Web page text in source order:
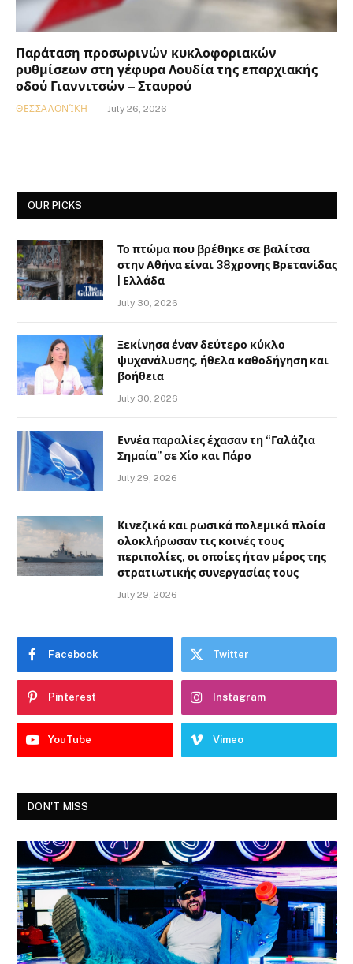
Παράταση προσωρινών κυκλοφοριακών
ρυθμίσεων στη γέφυρα Λουδία της επαρχιακής
οδού Γιαννιτσών – Σταυρού
ΘΕΣΣΑΛΟΝΊΚΗ July 26, 2026
OUR PICKS
Το πτώμα που βρέθηκε σε βαλίτσα
στην Αθήνα είναι 38χρονης Βρετανίδας
| Ελλάδα
July 30, 2026
Ξεκίνησα έναν δεύτερο κύκλο
ψυχανάλυσης, ήθελα καθοδήγηση και
βοήθεια
July 30, 2026
Εννέα παραλίες έχασαν τη “Γαλάζια
Σημαία” σε Χίο και Πάρο
July 29, 2026
Κινεζικά και ρωσικά πολεμικά πλοία
ολοκλήρωσαν τις κοινές τους
περιπολίες, οι οποίες ήταν μέρος της
στρατιωτικής συνεργασίας τους
July 29, 2026
Facebook Twitter
Pinterest Instagram
YouTube Vimeo
DON'T MISS